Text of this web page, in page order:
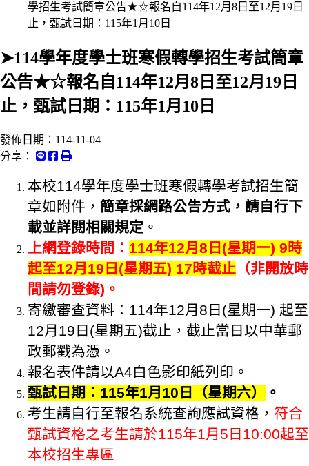
學招生考試簡章公告★☆報名自114年12月8日至12月19日
止，甄試日期：115年1月10日
➤114學年度學士班寒假轉學招生考試簡章
公告★☆報名自114年12月8日至12月19日
止，甄試日期：115年1月10日
發佈日期： 114-11-04
分享：
本校114學年度學士班寒假轉學考試招生簡
章如附件， 簡章採網路公告方式，請自行下
載並詳閱相關規定 。
上網登錄時間： 114年12月8日(星期一) 9時
起至12月19日(星期五) 17時截止 （非開放時
間請勿登錄)。
寄繳審查資料：114年12月8日(星期一) 起至
12月19日(星期五)截止，截止當日以中華郵
政郵戳為憑。
報名表件請以A4白色影印紙列印。
甄試日期：115年1月10日（星期六）
。
考生請自行至報名系統查詢應試資格， 符合
甄試資格之考生請於115年1月5日10:00起至
本校招生專區